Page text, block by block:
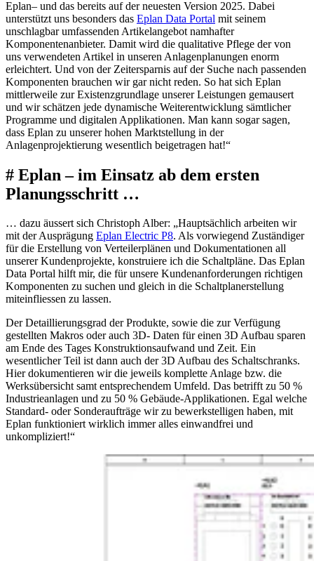
Eplan– und das bereits auf der neuesten Version 2025. Dabei
unterstützt uns besonders das Eplan Data Portal mit seinem
unschlagbar umfassenden Artikelangebot namhafter
Komponentenanbieter. Damit wird die qualitative Pflege der von
uns verwendeten Artikel in unseren Anlagenplanungen enorm
erleichtert. Und von der Zeitersparnis auf der Suche nach passenden
Komponenten brauchen wir gar nicht reden. So hat sich Eplan
mittlerweile zur Existenzgrundlage unserer Leistungen gemausert
und wir schätzen jede dynamische Weiterentwicklung sämtlicher
Programme und digitalen Applikationen. Man kann sogar sagen,
dass Eplan zu unserer hohen Marktstellung in der
Anlagenprojektierung wesentlich beigetragen hat!“
# Eplan – im Einsatz ab dem ersten
Planungsschritt …
… dazu äussert sich Christoph Alber: „Hauptsächlich arbeiten wir
mit der Ausprägung Eplan Electric P8. Als vorwiegend Zuständiger
für die Erstellung von Verteilerplänen und Dokumentationen all
unserer Kundenprojekte, konstruiere ich die Schaltpläne. Das Eplan
Data Portal hilft mir, die für unsere Kundenanforderungen richtigen
Komponenten zu suchen und gleich in die Schaltplanerstellung
miteinfliessen zu lassen.
Der Detaillierungsgrad der Produkte, sowie die zur Verfügung
gestellten Makros oder auch 3D- Daten für einen 3D Aufbau sparen
am Ende des Tages Konstruktionsaufwand und Zeit. Ein
wesentlicher Teil ist dann auch der 3D Aufbau des Schaltschranks.
Hier dokumentieren wir die jeweils komplette Anlage bzw. die
Werksübersicht samt entsprechendem Umfeld. Das betrifft zu 50 %
Industrieanlagen und zu 50 % Gebäude-Applikationen. Egal welche
Standard- oder Sonderaufträge wir zu bewerkstelligen haben, mit
Eplan funktioniert wirklich immer alles einwandfrei und
unkompliziert!“